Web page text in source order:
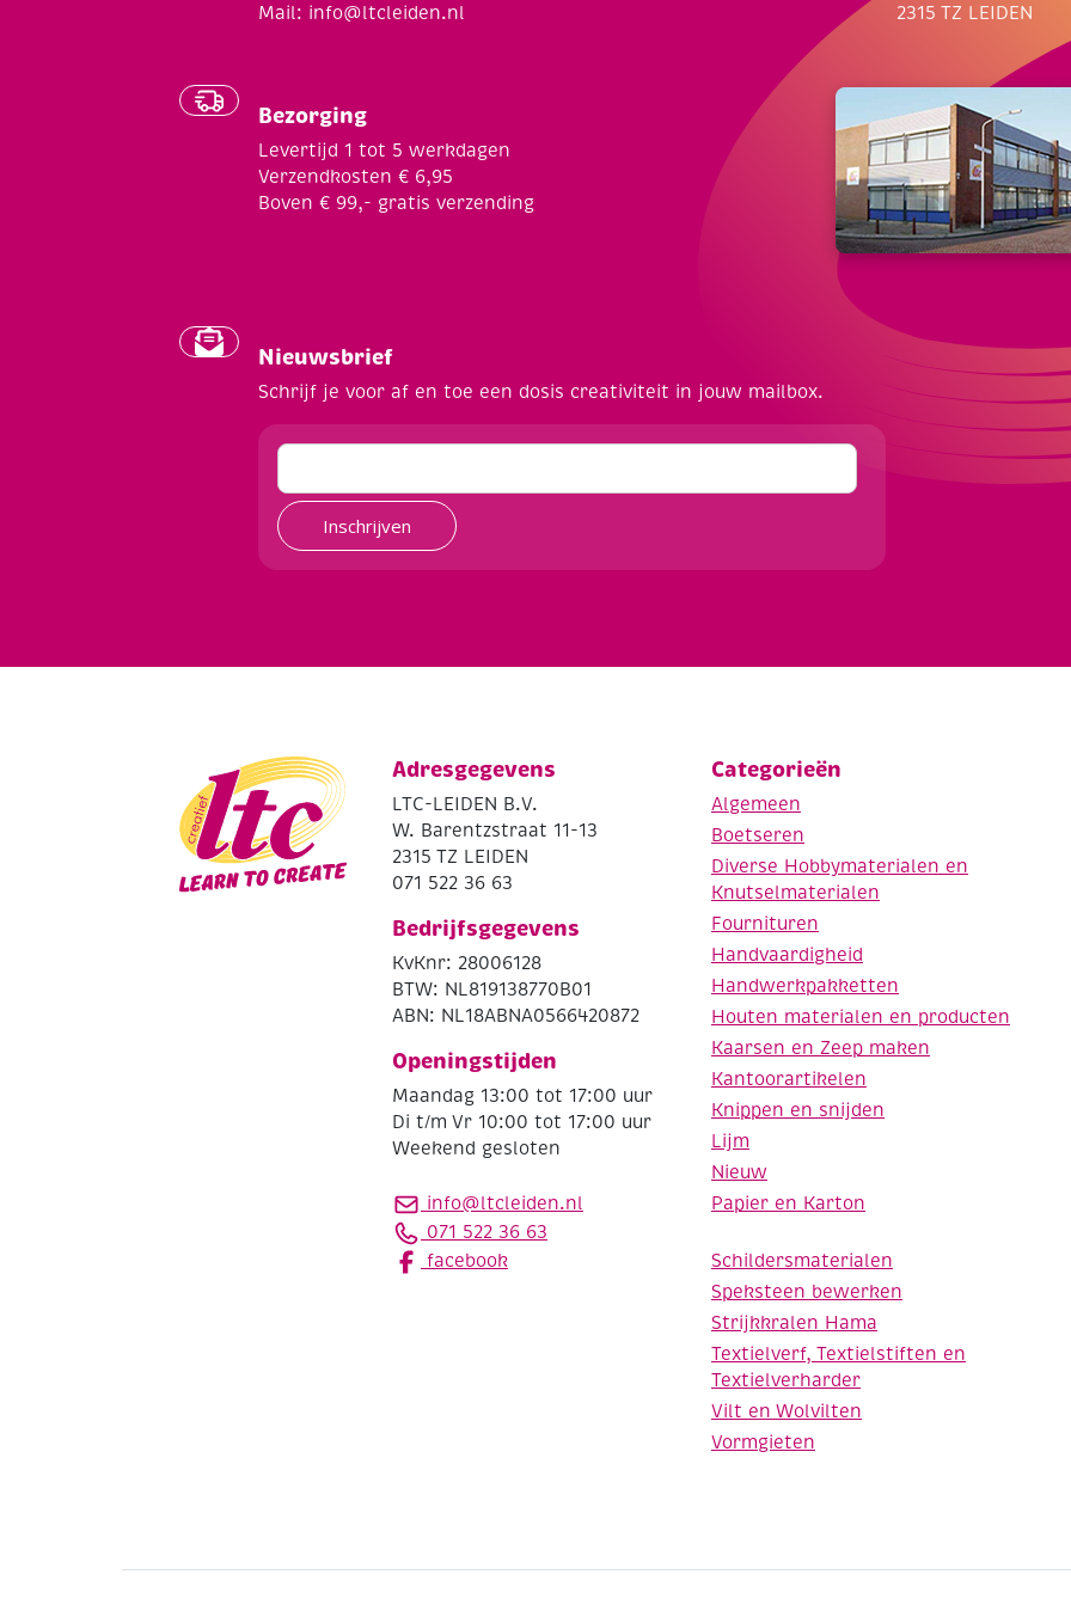
Mail: info@ltcleiden.nl
Bezorging
Levertijd 1 tot 5 werkdagen
Verzendkosten € 6,95
Boven € 99,- gratis verzending
2315 TZ LEIDEN
Nieuwsbrief
Schrijf je voor af en toe een dosis creativiteit in jouw mailbox.
Inschrijven
Adresgegevens
LTC-LEIDEN B.V.
W. Barentzstraat 11-13
2315 TZ LEIDEN
071 522 36 63
Bedrijfsgegevens
KvKnr: 28006128
BTW: NL819138770B01
ABN: NL18ABNA0566420872
Openingstijden
Maandag 13:00 tot 17:00 uur
Di t/m Vr 10:00 tot 17:00 uur
Weekend gesloten
info@ltcleiden.nl
071 522 36 63
facebook
Categorieën
Algemeen
Boetseren
Diverse Hobbymaterialen en
Knutselmaterialen
Fournituren
Handvaardigheid
Handwerkpakketten
Houten materialen en producten
Kaarsen en Zeep maken
Kantoorartikelen
Knippen en snijden
Lijm
Nieuw
Papier en Karton
Schildersmaterialen
Speksteen bewerken
Strijkkralen Hama
Textielverf, Textielstiften en
Textielverharder
Vilt en Wolvilten
Vormgieten